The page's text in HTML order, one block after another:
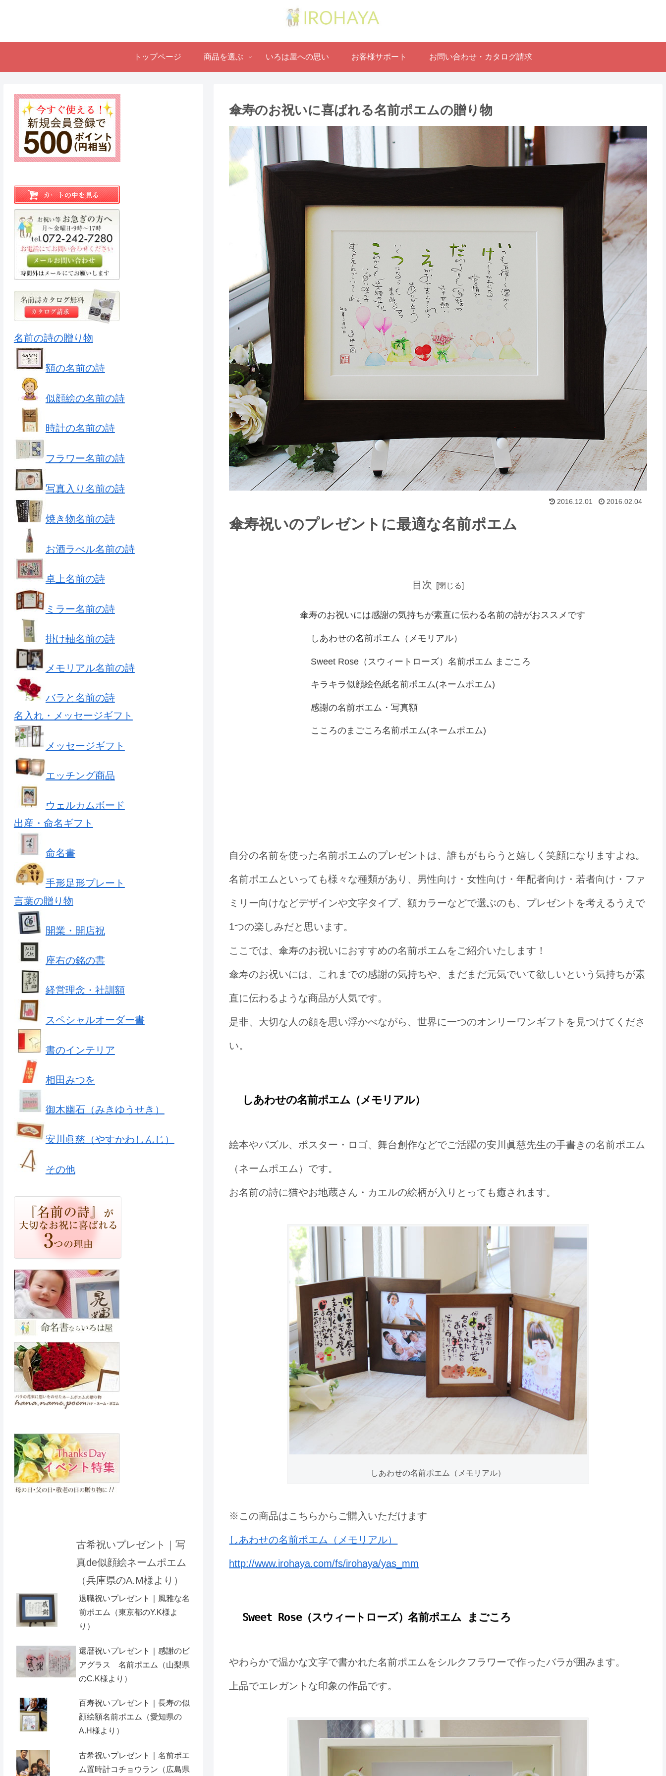
トップページ 商品を選ぶ いろは屋への思い お客様サポート お問い合わせ・カタログ請求
傘寿のお祝いに喜ばれる名前ポエムの贈り物
2016.12.01 2016.02.04
傘寿祝いのプレゼントに最適な名前ポエム
目次
傘寿のお祝いには感謝の気持ちが素直に伝わる名前の詩がおススメです
しあわせの名前ポエム（メモリアル）
Sweet Rose（スウィートローズ）名前ポエム まごころ
キラキラ似顔絵色紙名前ポエム(ネームポエム)
感謝の名前ポエム・写真額
こころのまごころ名前ポエム(ネームポエム)
自分の名前を使った名前ポエムのプレゼントは、誰もがもらうと嬉しく笑顔になりますよね。
名前ポエムといっても様々な種類があり、男性向け・女性向け・年配者向け・若者向け・ファ
ミリー向けなどデザインや文字タイプ、額カラーなどで選ぶのも、プレゼントを考えるうえで
1つの楽しみだと思います。
ここでは、傘寿のお祝いにおすすめの名前ポエムをご紹介いたします！
傘寿のお祝いには、これまでの感謝の気持ちや、まだまだ元気でいて欲しいという気持ちが素
直に伝わるような商品が人気です。
是非、大切な人の顔を思い浮かべながら、世界に一つのオンリーワンギフトを見つけてくださ
い。
しあわせの名前ポエム（メモリアル）
絵本やパズル、ポスター・ロゴ、舞台創作などでご活躍の安川眞慈先生の手書きの名前ポエム
（ネームポエム）です。
お名前の詩に猫やお地蔵さん・カエルの絵柄が入りとっても癒されます。
しあわせの名前ポエム（メモリアル）
※この商品はこちらからご購入いただけます
しあわせの名前ポエム（メモリアル）
http://www.irohaya.com/fs/irohaya/yas_mm
Sweet Rose（スウィートローズ）名前ポエム まごころ
やわらかで温かな文字で書かれた名前ポエムをシルクフラワーで作ったバラが囲みます。
上品でエレガントな印象の作品です。
名前の詩の贈り物
額の名前の詩
似顔絵の名前の詩
時計の名前の詩
フラワー名前の詩
写真入り名前の詩
焼き物名前の詩
お酒ラべル名前の詩
卓上名前の詩
ミラー名前の詩
掛け軸名前の詩
メモリアル名前の詩
バラと名前の詩
名入れ・メッセージギフト
メッセージギフト
エッチング商品
ウェルカムボード
出産・命名ギフト
命名書
手形足形プレート
言葉の贈り物
開業・開店祝
座右の銘の書
経営理念・社訓額
スペシャルオーダー書
書のインテリア
相田みつを
御木幽石（みきゆうせき）
安川眞慈（やすかわしんじ）
その他
古希祝いプレゼント｜写
真de似顔絵ネームポエム
（兵庫県のA.M様より）
退職祝いプレゼント｜風雅な名
前ポエム（東京都のY.K様よ
り）
還暦祝いプレゼント｜感謝のビ
アグラス 名前ポエム（山梨県
のC.K様より）
百寿祝いプレゼント｜長寿の似
顔絵額名前ポエム（愛知県の
A.H様より ）
古希祝いプレゼント｜名前ポエ
ム置時計コチョウラン（広島県